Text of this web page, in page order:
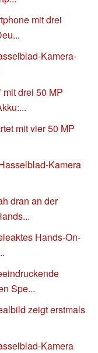
mit drei
Kamera-
drei 50 MP
mit vier 50 MP
Kamera
dran an der
Hands-On-
Spe...
zeigt erstmals
Kamera